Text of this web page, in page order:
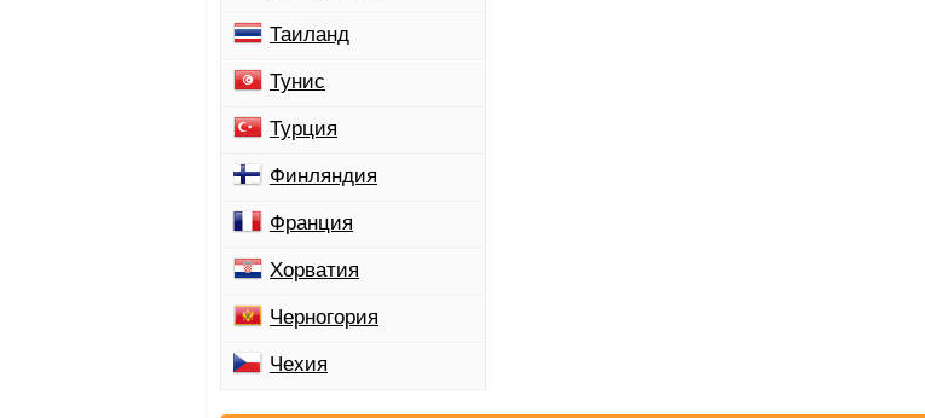
Таиланд
Тунис
Турция
Финляндия
Франция
Хорватия
Черногория
Чехия